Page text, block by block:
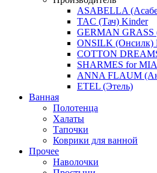
ASABELLA
TAC (Тач) Kinder
GERMAN GRASS
ONSILK (Онсилк)
COTTON
SHARMES for MIA
ANNA FLAUM
ETEL (Этель)
Ванная
Полотенца
Халаты
Тапочки
Коврики для ванной
Прочее
Наволочки